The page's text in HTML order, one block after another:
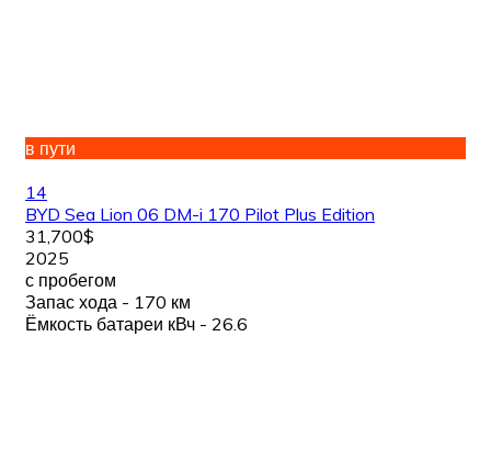
в пути
14
BYD Sea Lion 06 DM-i 170 Pilot Plus Edition
31,700$
2025
с пробегом
Запас хода - 170 км
Ёмкость батареи кВч - 26.6